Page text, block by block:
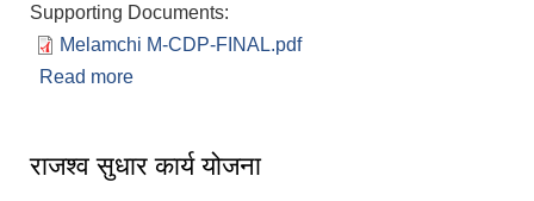
Supporting Documents:
Melamchi M-CDP-FINAL.pdf
Read more
राजश्‍व सुधार कार्य योजना